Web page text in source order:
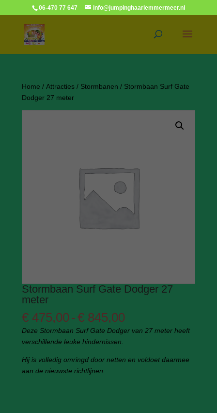
06-470 77 647 info@jumpinghaarlemmermeer.nl
Home / Attracties/ Stormbanen / Stormbaan Surf Gate
Dodger 27 meter
Stormbaan Surf Gate Dodger 27
meter
€475,00-€845,00Prijsklasse:
€ 475,00
Deze Stormbaan Surf Gate Dodger van 27 meter heeft
verschillende leuke hindernissen.
Hij is volledig omringd door netten en voldoet daarmee
aan de nieuwste richtlijnen.